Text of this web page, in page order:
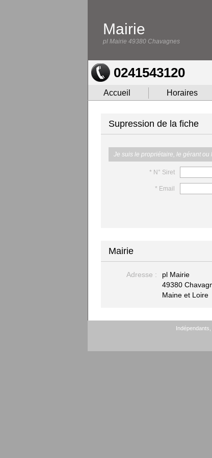
Mairie
pl Mairie 49380 Chavagnes
0241543120
Accueil Horaires
Supression de la fiche
Je suis le propriétaire, le gérant
* N° Siret
* Email
Mairie
Adresse :
pl Mairie
49380
Maine et Loire